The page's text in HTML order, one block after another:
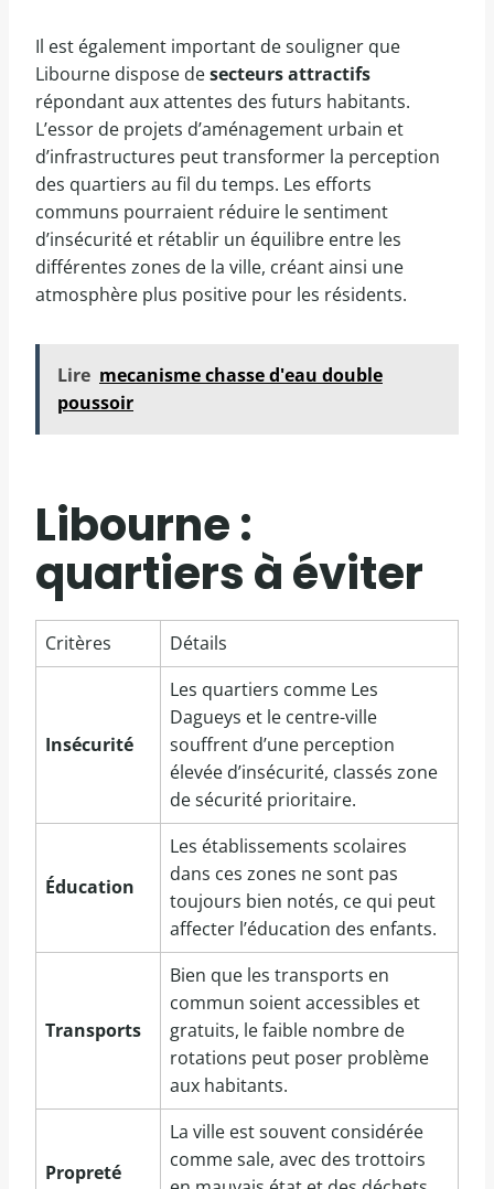
Il est également important de souligner que
Libourne dispose desecteurs attractifs
répondant aux attentes des futurs habitants.
L’essor de projets d’aménagement urbain et
d’infrastructures peut transformer la perception
des quartiers au fil du temps. Les efforts
communs pourraient réduire le sentiment
d’insécurité et rétablir un équilibre entre les
différentes zones de la ville, créant ainsi une
atmosphère plus positive pour les résidents.
Lire mecanisme chasse d'eau double
poussoir
Libourne :
quartiers à éviter
Critères Détails
Insécurité
Les quartiers comme Les
Dagueys et le centre-ville
souffrent d’une perception
élevée d’insécurité, classés zone
de sécurité prioritaire.
Éducation
Les établissements scolaires
dans ces zones ne sont pas
toujours bien notés, ce qui peut
affecter l’éducation des enfants.
Transports
Bien que les transports en
commun soient accessibles et
gratuits, le faible nombre de
rotations peut poser problème
aux habitants.
Propreté
La ville est souvent considérée
comme sale, avec des trottoirs